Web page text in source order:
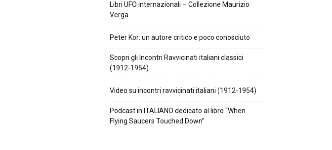
Libri UFO internazionali – Collezione Maurizio
Verga
Peter Kor: un autore critico e poco conosciuto
Scopri gli Incontri Ravvicinati italiani classici
(1912-1954)
Video su incontri ravvicinati italiani (1912-1954)
Podcast in ITALIANO dedicato al libro “When
Flying Saucers Touched Down”